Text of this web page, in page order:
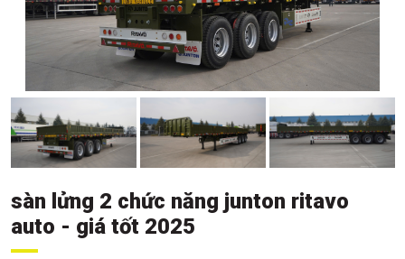
sàn lửng 2 chức năng junton ritavo
auto - giá tốt 2025